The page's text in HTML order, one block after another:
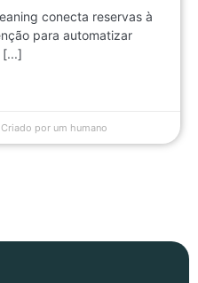
conecta reservas à
para automatizar
[...]
Criado por um humano